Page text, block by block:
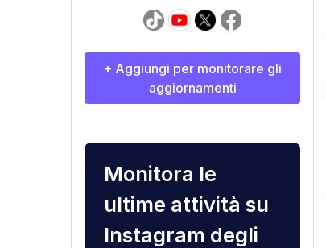
+ Aggiungi per monitorare gli
aggiornamenti
Monitora le
ultime attività su
Instagram degli